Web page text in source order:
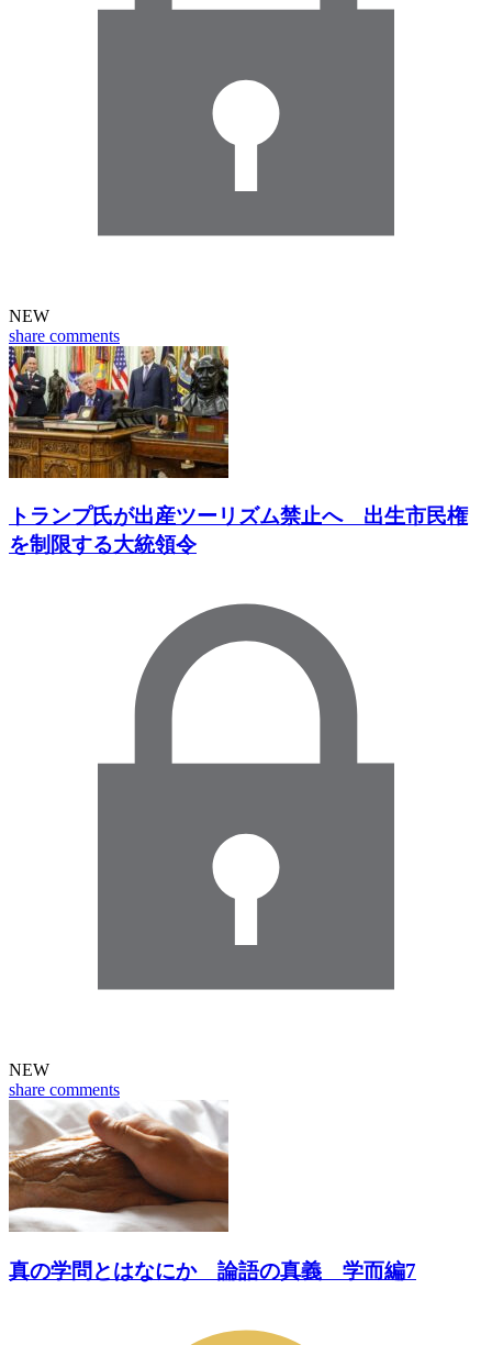
NEW
share comments
トランプ氏が出産ツーリズム禁止へ 出生市民権
を制限する大統領令
NEW
share comments
真の学問とはなにか 論語の真義 学而編7